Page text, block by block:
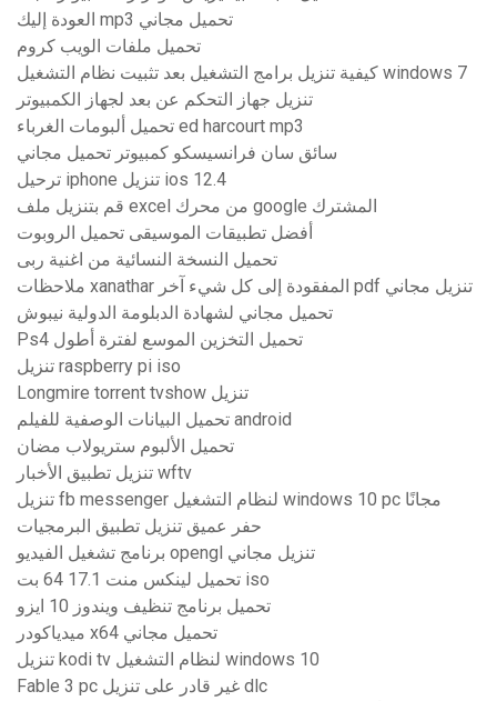
العودة إليك mp3 تحميل مجاني
تحميل ملفات الويب كروم
كيفية تنزيل برامج التشغيل بعد تثبيت نظام التشغيل windows 7
تنزيل جهاز التحكم عن بعد لجهاز الكمبيوتر
تحميل ألبومات الغرباء ed harcourt mp3
سائق سان فرانسيسكو كمبيوتر تحميل مجاني
ترحيل iphone تنزيل ios 12.4
قم بتنزيل ملف excel من محرك google المشترك
أفضل تطبيقات الموسيقى تحميل الروبوت
تحميل النسخة النسائية من اغنية ربى
ملاحظات xanathar المفقودة إلى كل شيء آخر pdf تنزيل مجاني
تحميل مجاني لشهادة الدبلومة الدولية نيبوش
Ps4 تحميل التخزين الموسع لفترة أطول
تنزيل raspberry pi iso
Longmire torrent tvshow تنزيل
تحميل البيانات الوصفية للفيلم android
تحميل الألبوم ستريولاب مضان
تنزيل تطبيق الأخبار wftv
تنزيل fb messenger لنظام التشغيل windows 10 pc مجانًا
حفر عميق تنزيل تطبيق البرمجيات
برنامج تشغيل الفيديو opengl تنزيل مجاني
تحميل لينكس منت 17.1 64 بت iso
تحميل برنامج تنظيف ويندوز 10 ايزو
ميدياكودر x64 تحميل مجاني
تنزيل kodi tv لنظام التشغيل windows 10
Fable 3 pc غير قادر على تنزيل dlc